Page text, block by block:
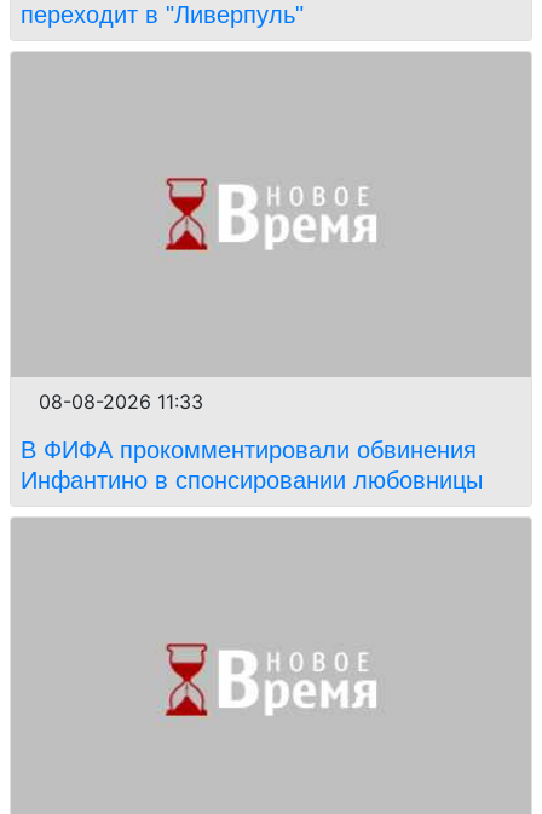
переходит в "Ливерпуль"
08-08-2026 11:33
В ФИФА прокомментировали обвинения
Инфантино в спонсировании любовницы